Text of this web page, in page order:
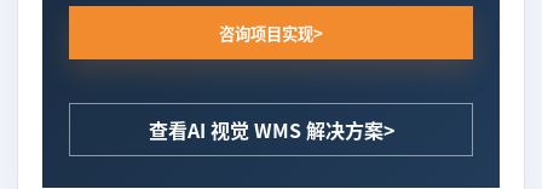
咨询项目实现
查看AI 视觉 WMS 解决方案